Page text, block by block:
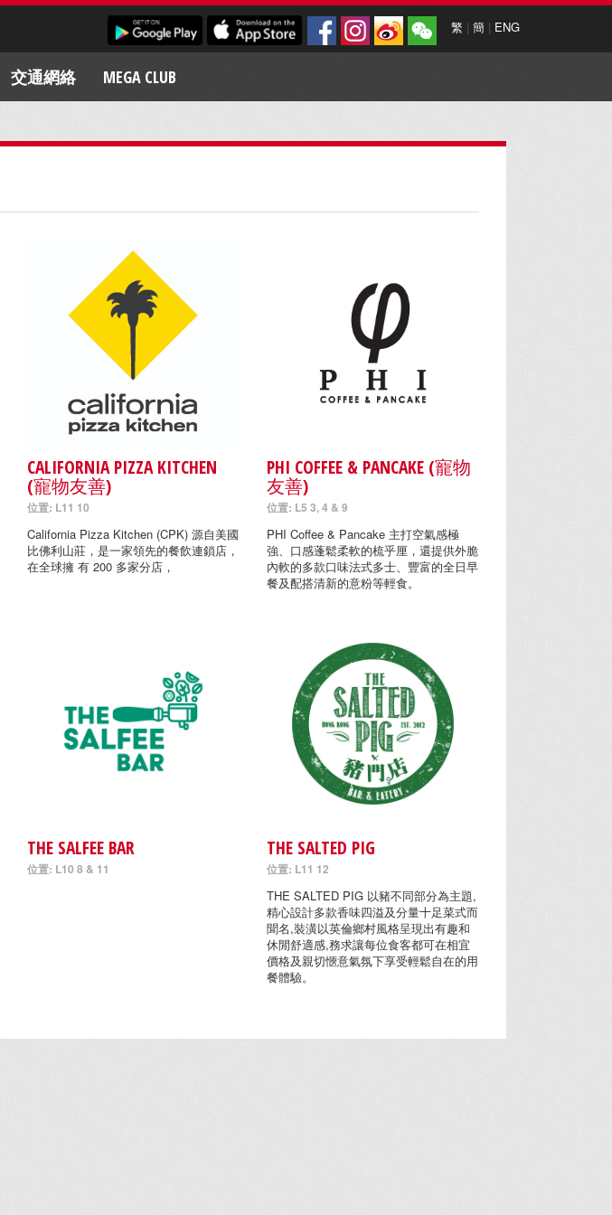
繁 | 簡 | ENG
交通網絡 MEGA CLUB
CALIFORNIA PIZZA KITCHEN
(寵物友善)
位置: L11 10
California Pizza Kitchen (CPK) 源自美國
比佛利山莊，是一家領先的餐飲連鎖店，
在全球擁 有 200 多家分店，
PHI COFFEE & PANCAKE (寵物
友善)
位置: L5 3, 4 & 9
PHI Coffee & Pancake 主打空氣感極
強、口感蓬鬆柔軟的梳乎厘，還提供外脆
內軟的多款口味法式多士、豐富的全日早
餐及配搭清新的意粉等輕食。
THE SALFEE BAR
位置: L10 8 & 11
THE SALTED PIG
位置: L11 12
THE SALTED PIG 以豬不同部分為主題,
精心設計多款香味四溢及分量十足菜式而
聞名,裝潢以英倫鄉村風格呈現出有趣和
休閒舒適感,務求讓每位食客都可在相宜
價格及親切愜意氣氛下享受輕鬆自在的用
餐體驗。